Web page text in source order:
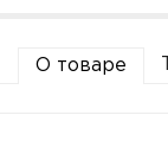
О товаре